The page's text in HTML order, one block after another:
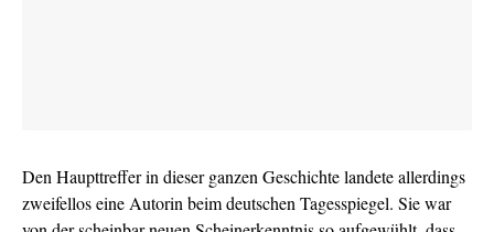
Den Haupttreffer in dieser ganzen Geschichte landete allerdings
zweifellos eine Autorin beim deutschen Tagesspiegel. Sie war